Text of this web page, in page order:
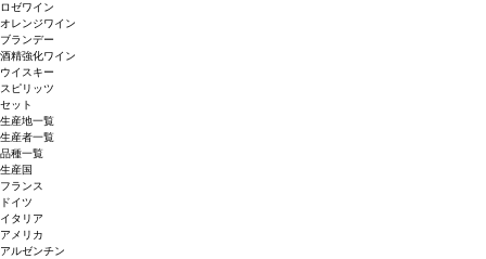
ロゼワイン
オレンジワイン
ブランデー
酒精強化ワイン
ウイスキー
スピリッツ
セット
生産地一覧
生産者一覧
品種一覧
生産国
フランス
ドイツ
イタリア
アメリカ
アルゼンチン